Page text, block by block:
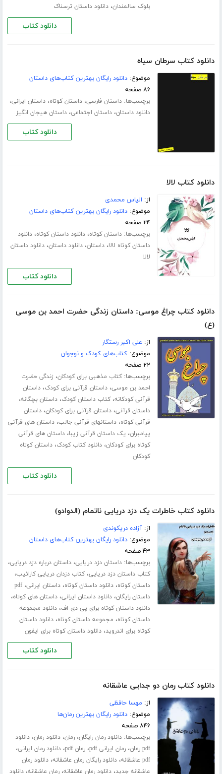
بلوک سالمندان،دانلود داستان ترسناک
دانلود کتاب
دانلود کتاب سرطان سیاه
موضوع:دانلود رایگان بهترین کتاب‌های داستان
۸۶ صفحه
برچسب‌ها:داستان فارسی،داستان کوتاه،داستان ایرانی،
دانلود داستان،داستان اجتماعی،داستان هیجان انگیز
دانلود کتاب
دانلود کتاب لالا
از: الیاس محمدی
موضوع:دانلود رایگان بهترین کتاب‌های داستان
۲۴ صفحه
برچسب‌ها:داستان کوتاه،دانلود داستان کوتاه،دانلود
داستان کوتاه لالا،داستان،دانلود داستان،دانلود داستان
لالا
دانلود کتاب
دانلود کتاب چراغ موسی: داستان زندگی حضرت احمد بن موسی
(ع)
از: علی اکبر رستگار
موضوع:کتاب‌های کودک و نوجوان
۲۲ صفحه
برچسب‌ها:کتاب مذهبی برای کودکان، زندگی حضرت
احمد بن موسی،داستان قرآنی برای کودک،داستان
قرآنی کودکانه،کتاب داستان کودک،داستان بچگانه،
داستان قرآنی،داستان قرآنی برای کودکان،داستان
قرآنی کوتاه،داستانهای قرآنی جالب،داستان های قرآنی
پیامبران، یک داستان قرآنی زیبا،داستان های قرآنی
کوتاه برای کودکان،دانلود کتاب کودک،داستان کوتاه
کودکان
دانلود کتاب
دانلود کتاب خاطرات یک دزد دریایی ناتمام (الدوادو)
از:آزاده دریکوندی
موضوع:دانلود رایگان بهترین کتاب‌های داستان
۴۳ صفحه
برچسب‌ها:داستان دزد دریایی،داستان درباره دزد دریایی،
کتاب داستان دزد دریایی،کتاب دزدان دریایی کارائیب،
داستان کوتاه،دانلود داستان کوتاه،داستان ایرانی،pdf
داستان رایگان،دانلود داستان ایرانی،داستان های کوتاه،
دانلود داستان کوتاه برای پی دی اف،دانلود مجموعه
داستان کوتاه، مجموعه داستان کوتاه،دانلود داستان
کوتاه برای اندروید،دانلود داستان کوتاه برای ایفون
دانلود کتاب
دانلود کتاب رمان دو جدایی عاشقانه
از: مهسا حافظی
موضوع:دانلود رایگان بهترین رمان‌ها
۸۴۶ صفحه
برچسب‌ها:دانلود رمان رایگان،رمان،دانلود رمان،دانلود
pdf رمان
،رمان ایرانی pdf ،رمان pdf ،دانلود رمان ایرانی،
pdf عاشقانه ،دانلود رایگان رمان عاشقانه،دانلود رمان
عاشقانه جدید،دانلود رمان عاشقانه،رمان عاشقانه،دانلود